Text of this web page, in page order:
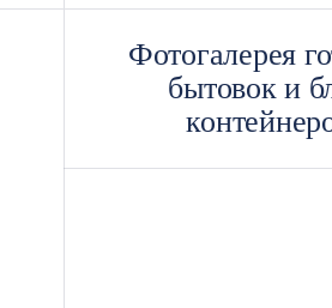
Фотогалерея
бытовок и